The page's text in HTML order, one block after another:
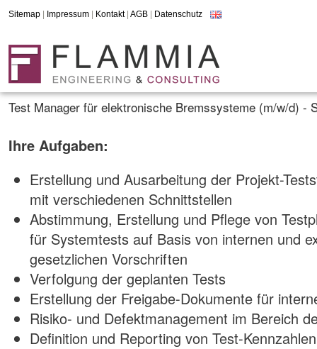
Sitemap Impressum Kontakt| AGB Datenschutz
Test Manager für elektronische Bremssysteme (m/w/d) -
Ihre Aufgaben:
Erstellung und Ausarbeitung der Projekt-
mit verschiedenen Schnittstellen
Abstimmung, Erstellung und Pflege von
für Systemtests auf Basis von internen und
gesetzlichen Vorschriften
Verfolgung der geplanten Tests
Erstellung der Freigabe-Dokumente für
Risiko- und Defektmanagement im Bereich
Definition und Reporting von Test-Kennzahlen